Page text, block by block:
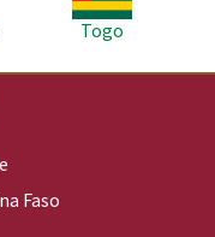
Togo
Faso